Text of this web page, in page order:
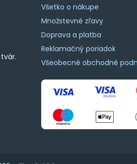
Všetko o nákupe
Množstevné zľavy
Doprava a platba
Reklamačný poriadok
Všeobecné obchodné